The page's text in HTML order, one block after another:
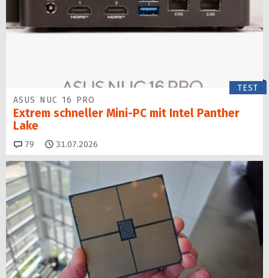
TEST
ASUS NUC 16 PRO
Extrem schneller Mini-PC mit Intel Panther
Lake
79 Kommentare
31.07.2026